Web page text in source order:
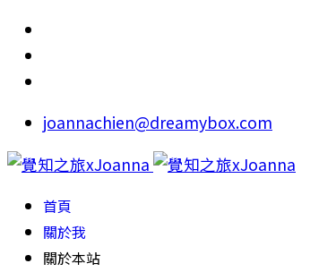
joannachien@dreamybox.com
首頁
關於我
關於本站